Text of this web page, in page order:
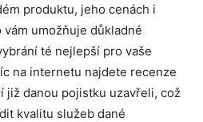
produktu, jeho cenách i
umožňuje důkladné
té nejlepší pro vaše
na internetu najdete recenze
již danou pojistku uzavřeli, což
kvalitu služeb dané